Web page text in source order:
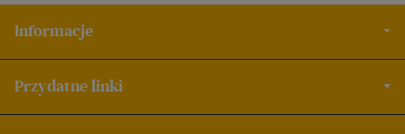
Informacje
Przydatne linki